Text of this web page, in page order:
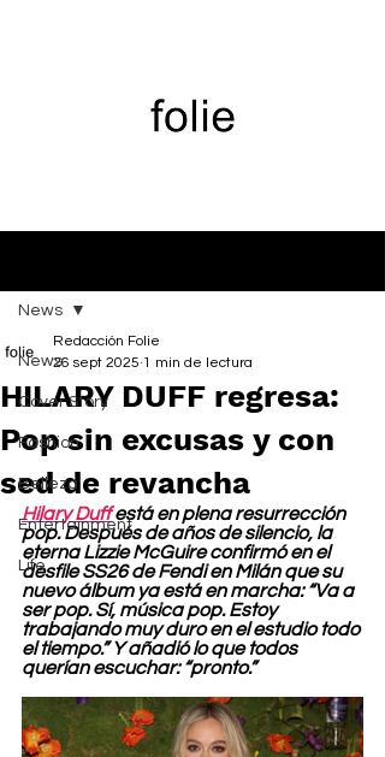
News
Cover Story
Fashion
Belleza
Entertainment
Life
News
HILARY DUFF regresa:
Pop sin excusas y con
sed de revancha
Redacción Folie
26 sept 2025 1 min de lectura
Hilary Duff está en plena resurrección
pop. Después de años de silencio, la
eterna Lizzie McGuire confirmó en el
desfile SS26 de Fendi en Milán que su
nuevo álbum ya está en marcha: “Va a
ser pop. Sí, música pop. Estoy
trabajando muy duro en el estudio todo
el tiempo.” Y añadió lo que todos
querían escuchar: “pronto.”